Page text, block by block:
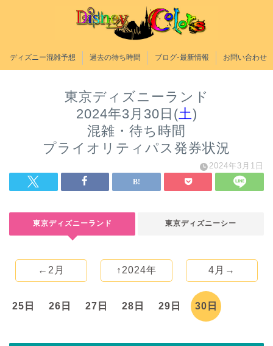
ディズニー混雑予想 過去の待ち時間 ブログ-最新情報 お問い合わせ
東京ディズニーランド
2024年3月30日(土)
混雑・待ち時間
プライオリティパス発券状況
2024年3月1日
東京ディズニーランド 東京ディズニーシー
←2月 ↑2024年 4月→
25日 26日 27日 28日 29日 30日